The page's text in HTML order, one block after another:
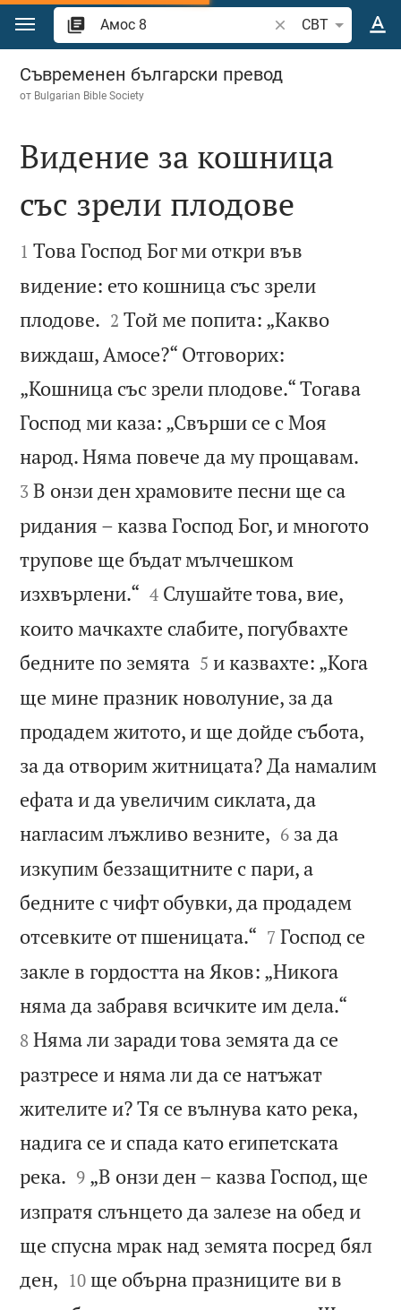
Преминете към съдържанието
Търсете стих или
CBT
Амос 8
Съвременен български превод
от Bulgarian Bible Society

Видение за кошница
със зрели плодове

1 Това Господ Бог ми откри във
видение: ето кошница със зрели
плодове. 

2 Той ме попита: „Какво
виждаш, Амосе?“ Отговорих:
„Кошница със зрели плодове.“ Тогава
Господ ми каза: „Свърши се с Моя
народ. Няма повече да му прощавам.
3 В онзи ден храмовите песни ще са
ридания – казва Господ Бог, и многото
трупове ще бъдат мълчешком
изхвърлени.“ 

4 Слушайте това, вие,
които мачкахте слабите, погубвахте
бедните по земята 

5 и казвахте: „Кога
ще мине празник новолуние, за да
продадем житото, и ще дойде събота,
за да отворим житницата? Да намалим
ефата и да увеличим сиклата, да
нагласим лъжливо везните, 

6 за да
изкупим беззащитните с пари, а
бедните с чифт обувки, да продадем
отсевките от пшеницата.“ 

7 Господ се
закле в гордостта на Яков: „Никога
няма да забравя всичките им дела.“
8 Няма ли заради това земята да се
разтресе и няма ли да се натъжат
жителите и? Тя се вълнува като река,
надига се и спада като египетската
река. 

9 „В онзи ден – казва Господ, ще
изпратя слънцето да залезе на обед и
ще спусна мрак над земята посред бял
ден, 

10 ще обърна празниците ви в